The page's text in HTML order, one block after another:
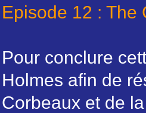
Episode 12 : The
Pour conclure
Holmes afin de
Corbeaux et de